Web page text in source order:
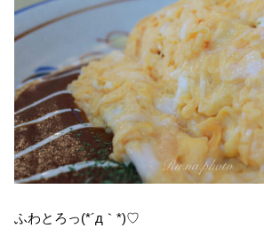
ふわとろっ(*´д｀*)♡